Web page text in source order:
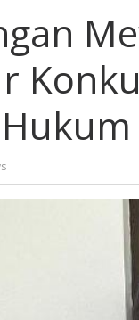
bagi
Kreditur
Sistem
Hukum